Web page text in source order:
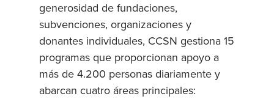
generosidad de fundaciones,
subvenciones, organizaciones y
donantes individuales, CCSN gestiona 15
programas que proporcionan apoyo a
más de 4.200 personas diariamente y
abarcan cuatro áreas principales: